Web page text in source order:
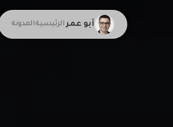
أبو عمرالرئيسيةالمدونة